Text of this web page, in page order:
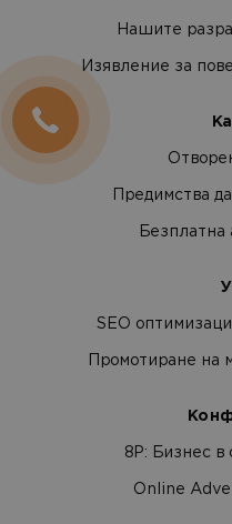
Нашите
Изявление за
Предимства
Безплатна
SEO
Промотиране на
8Р: Бизнес в
Online